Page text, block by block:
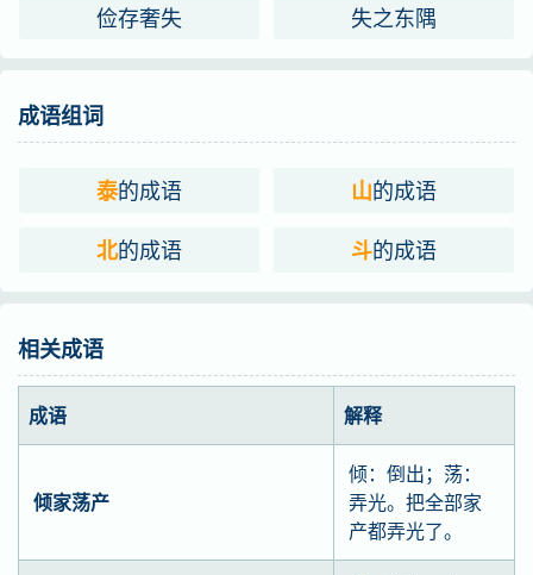
俭存奢失
失之东隅
成语组词
泰的成语 山的成语
北的成语 斗的成语
相关成语
成语 解释
倾家荡产
倾：倒出；荡：
弄光。把全部家
产都弄光了。